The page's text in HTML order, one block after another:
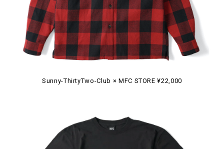
Sunny-ThirtyTwo-Club × MFC STORE ¥22,000